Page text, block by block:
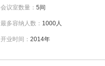
会议室数量： 5间
最多容纳人数： 1000人
开业时间： 2014年